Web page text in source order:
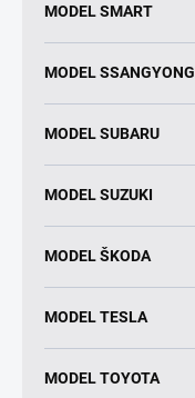
MODEL SMART
MODEL SSANGYONG
MODEL SUBARU
MODEL SUZUKI
MODEL ŠKODA
MODEL TESLA
MODEL TOYOTA